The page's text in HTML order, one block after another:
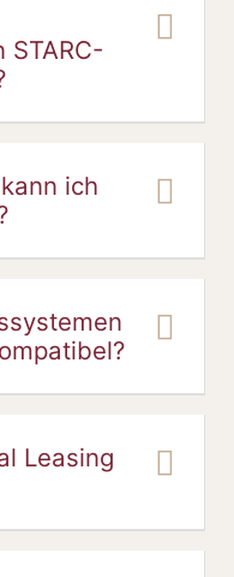
ich
Leasing